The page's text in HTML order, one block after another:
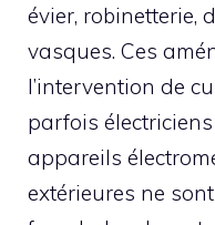
évier, robinetterie,
vasques. Ces
l’intervention de
parfois
appareils
extérieures ne